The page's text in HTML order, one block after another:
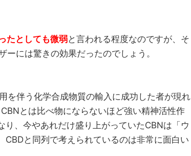
たとしても微弱と言われる程度なのですが、そ
には驚きの効果だったのでしょう。
を伴う化学合成物質の輸入に成功した者が現れ
とは比べ物にならないほど強い精神活性作
、今やあれだけ盛り上がっていたCBNは「ウ
CBDと同列で考えられているのは非常に面白い